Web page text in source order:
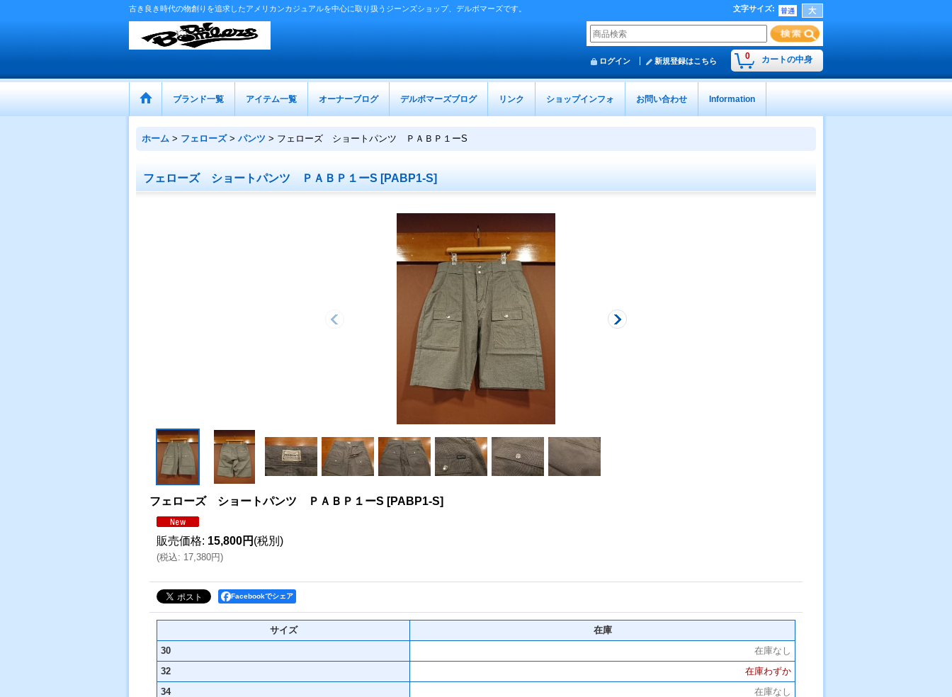
古き良き時代の物創りを追求したアメリカンカジュアルを中心に取り扱うジーンズショップ、デルボマーズです。 文字サイズ:
0 カートの中身
ログイン 新規登録はこちら
ブランド一覧 アイテム一覧 オーナーブログ デルボマーズブログ リンク ショップインフォ お問い合わせ Information
ホーム > フェローズ > パンツ > フェローズ ショートパンツ ＰＡＢＰ１ーS
フェローズ ショートパンツ ＰＡＢＰ１ーS [PABP1-S]
フェローズ ショートパンツ ＰＡＢＰ１ーS [PABP1-S]
販売価格: 15,800円 (税別)
(税込: 17,380円)
Facebookでシェア
サイズ
在庫
30
在庫なし
32
在庫わずか
34
在庫なし